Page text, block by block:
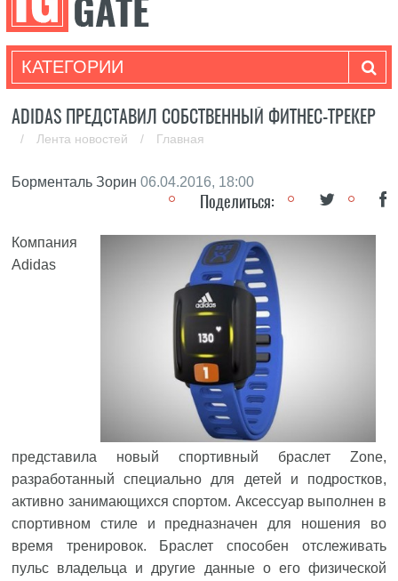
КАТЕГОРИИ
ADIDAS ПРЕДСТАВИЛ СОБСТВЕННЫЙ ФИТНЕС-ТРЕКЕР
/ Лента новостей / Главная
Борменталь Зорин 06.04.2016, 18:00
Поделиться:
Компания
Adidas
представила новый спортивный браслет Zone,
разработанный специально для детей и подростков,
активно занимающихся спортом. Аксессуар выполнен в
спортивном стиле и предназначен для ношения во
время тренировок. Браслет способен отслеживать
пульс владельца и другие данные о его физической